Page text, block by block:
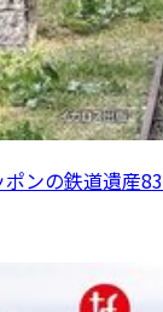
ンの鉄道遺産83